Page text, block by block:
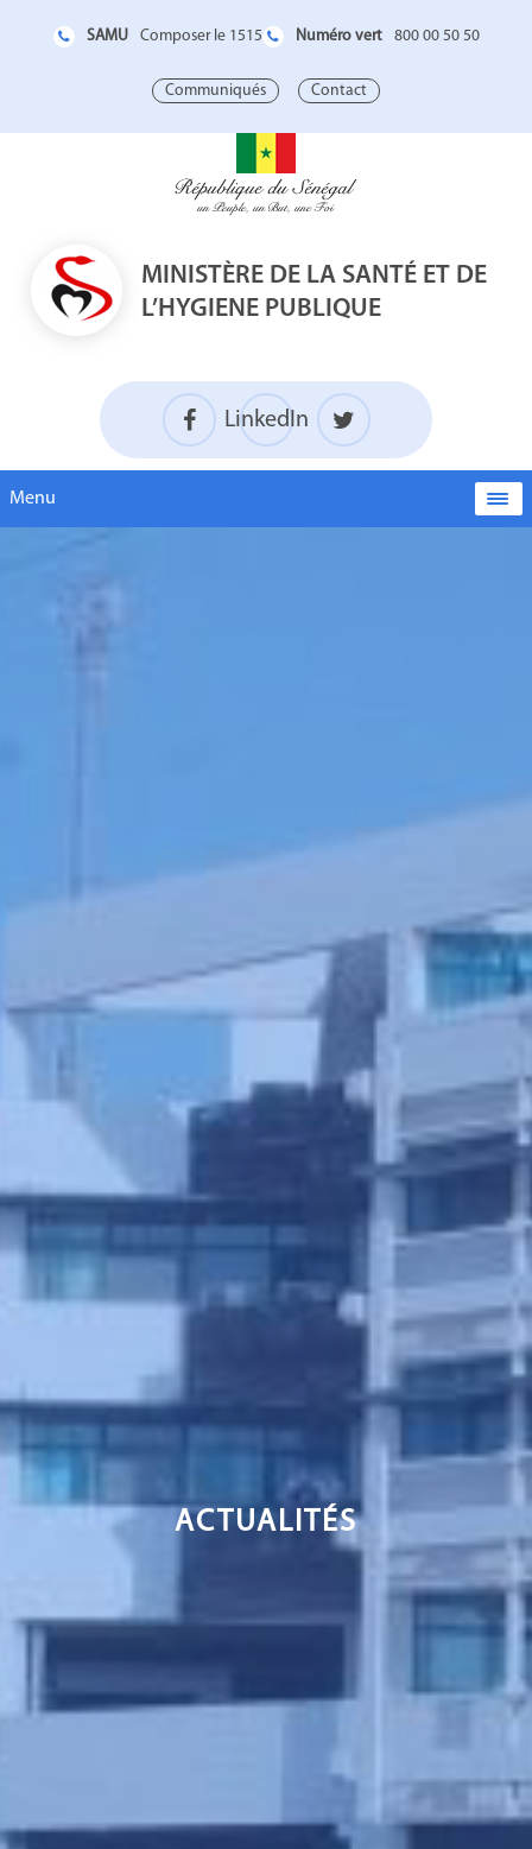
SAMU Composer le 1515 Numéro vert 800 00 50 50
Communiqués Contact
MINISTÈRE DE LA SANTÉ ET DE
L’HYGIENE PUBLIQUE
LinkedIn
Menu
ACTUALITÉS